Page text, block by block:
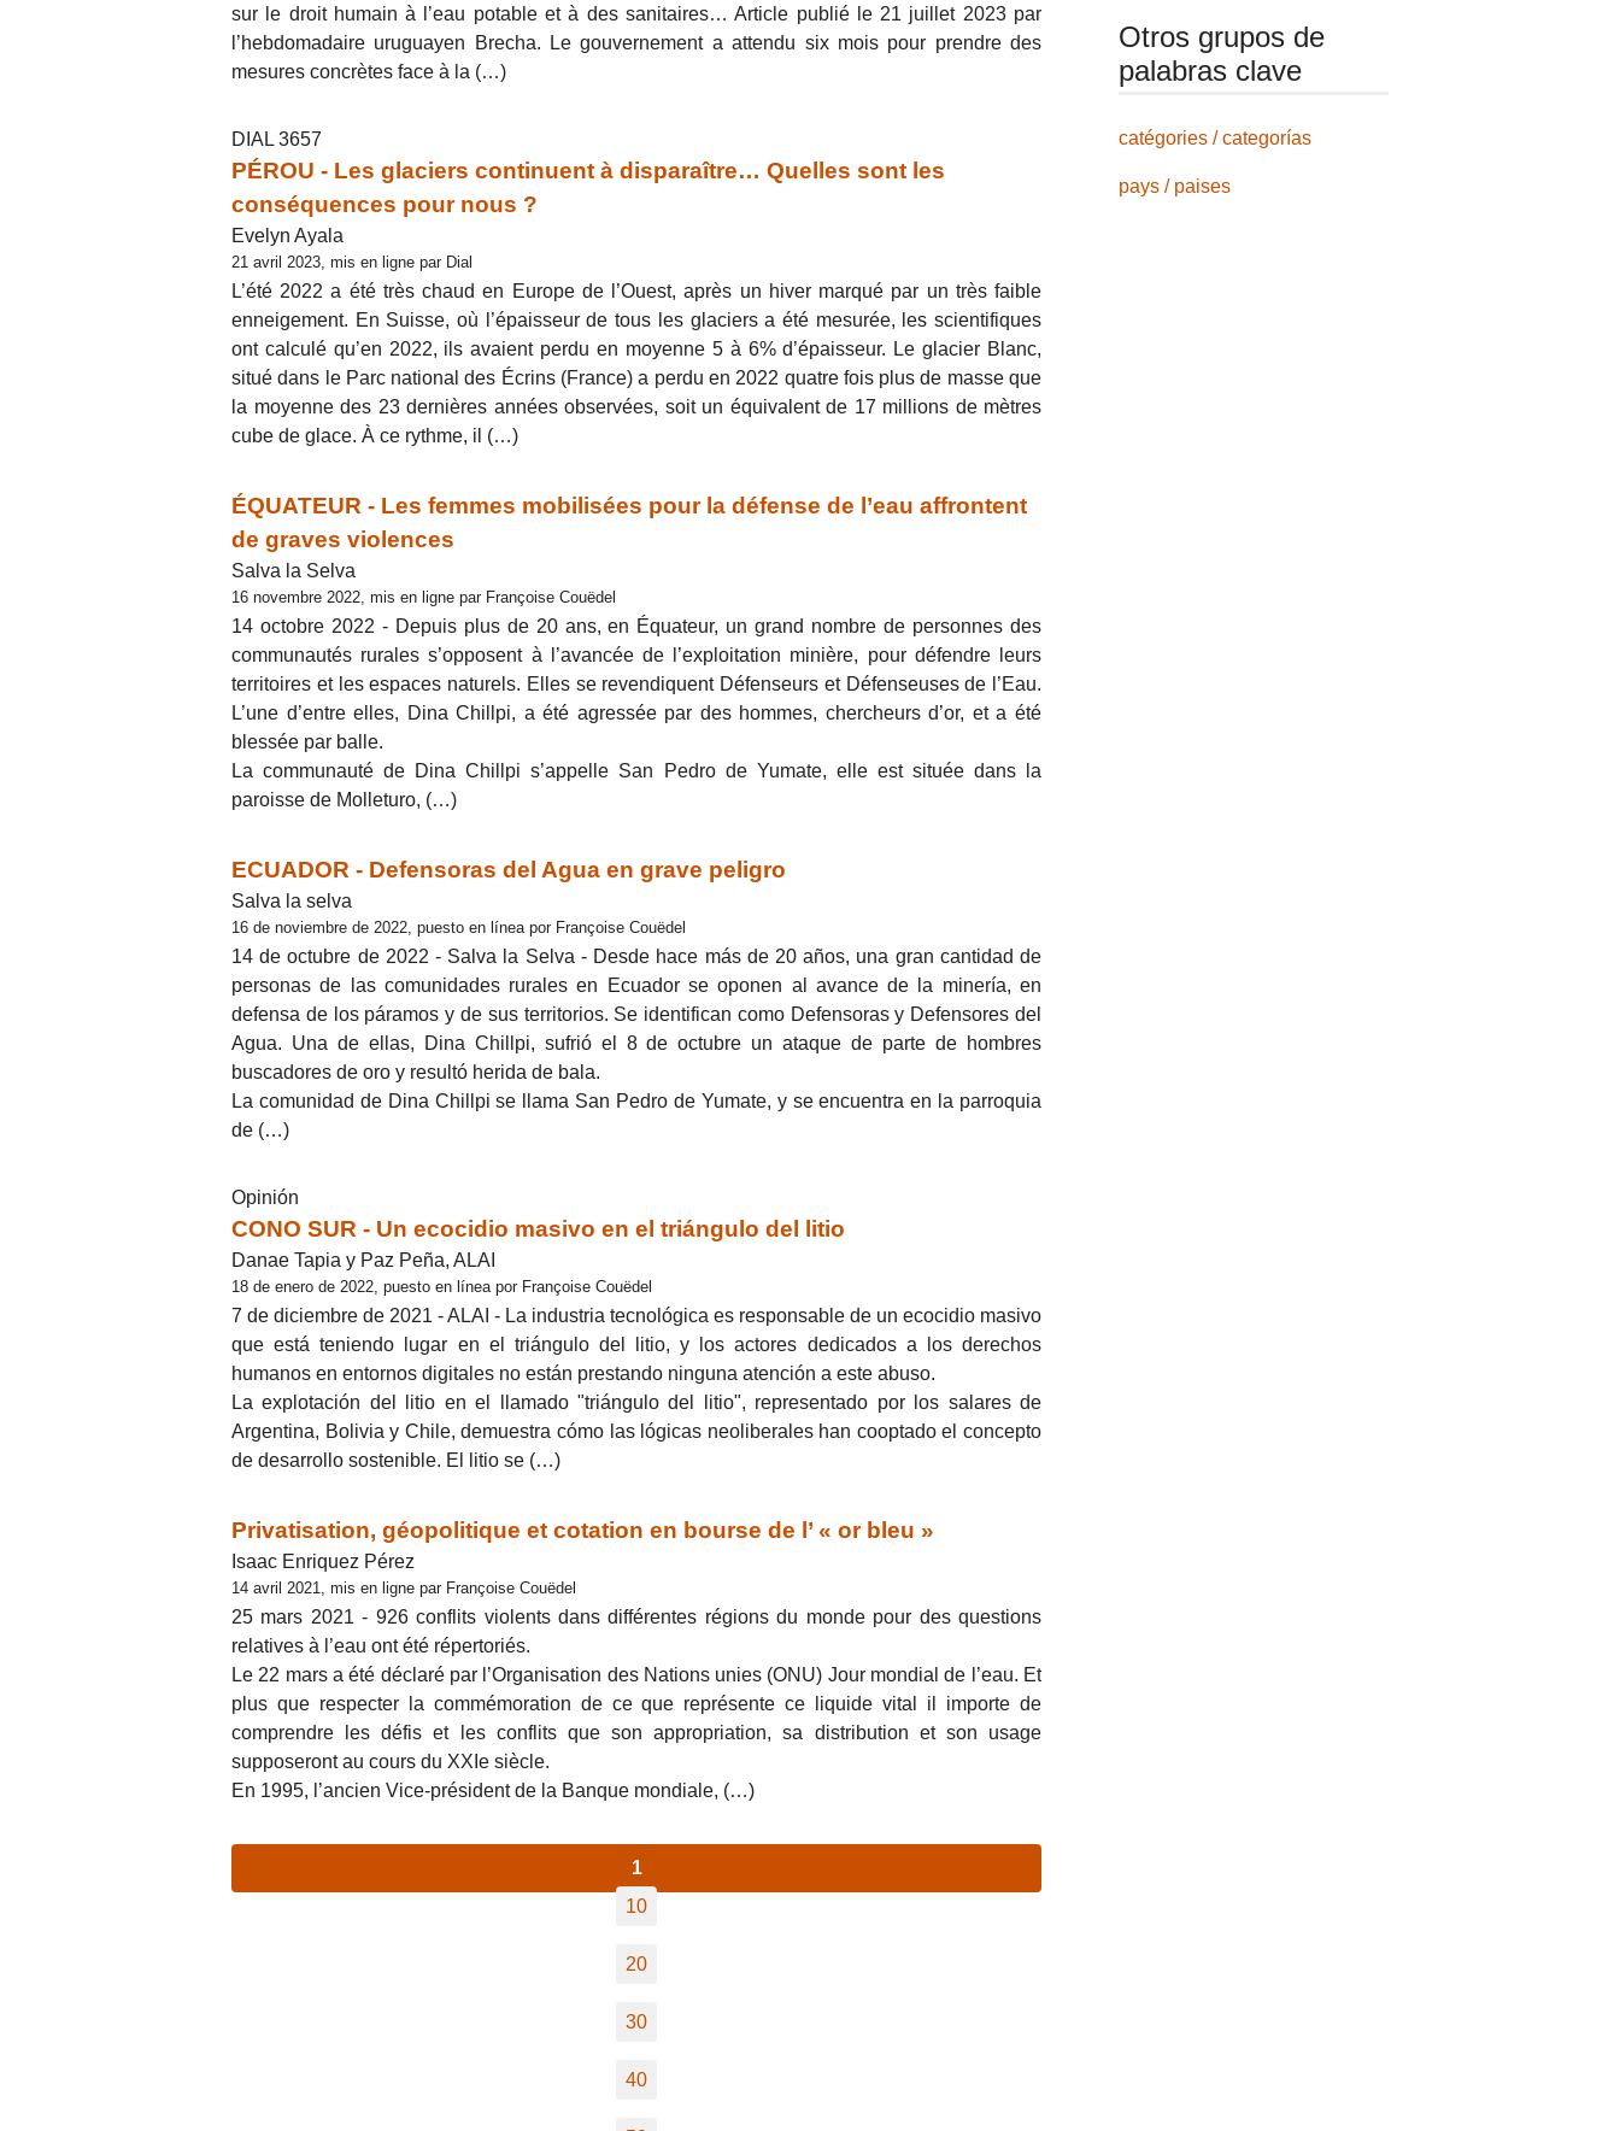
sur le droit humain à l’eau potable et à des sanitaires… Article publié le 21 juillet 2023 par
l’hebdomadaire uruguayen Brecha. Le gouvernement a attendu six mois pour prendre des
mesures concrètes face à la (…)
DIAL 3657
PÉROU - Les glaciers continuent à disparaître… Quelles sont les
conséquences pour nous ?
Evelyn Ayala
21 avril 2023, mis en ligne par Dial
L’été 2022 a été très chaud en Europe de l’Ouest, après un hiver marqué par un très faible
enneigement. En Suisse, où l’épaisseur de tous les glaciers a été mesurée, les scientifiques
ont calculé qu’en 2022, ils avaient perdu en moyenne 5 à 6% d’épaisseur. Le glacier Blanc,
situé dans le Parc national des Écrins (France) a perdu en 2022 quatre fois plus de masse que
la moyenne des 23 dernières années observées, soit un équivalent de 17 millions de mètres
cube de glace. À ce rythme, il (…)
ÉQUATEUR - Les femmes mobilisées pour la défense de l’eau affrontent
de graves violences
Salva la Selva
16 novembre 2022, mis en ligne par Françoise Couëdel
14 octobre 2022 - Depuis plus de 20 ans, en Équateur, un grand nombre de personnes des
communautés rurales s’opposent à l’avancée de l’exploitation minière, pour défendre leurs
territoires et les espaces naturels. Elles se revendiquent Défenseurs et Défenseuses de l’Eau.
L’une d’entre elles, Dina Chillpi, a été agressée par des hommes, chercheurs d’or, et a été
blessée par balle.
La communauté de Dina Chillpi s’appelle San Pedro de Yumate, elle est située dans la
paroisse de Molleturo, (…)
ECUADOR - Defensoras del Agua en grave peligro
Salva la selva
16 de noviembre de 2022, puesto en línea por Françoise Couëdel
14 de octubre de 2022 - Salva la Selva - Desde hace más de 20 años, una gran cantidad de
personas de las comunidades rurales en Ecuador se oponen al avance de la minería, en
defensa de los páramos y de sus territorios. Se identifican como Defensoras y Defensores del
Agua. Una de ellas, Dina Chillpi, sufrió el 8 de octubre un ataque de parte de hombres
buscadores de oro y resultó herida de bala.
La comunidad de Dina Chillpi se llama San Pedro de Yumate, y se encuentra en la parroquia
de (…)
Opinión
CONO SUR - Un ecocidio masivo en el triángulo del litio
Danae Tapia y Paz Peña, ALAI
18 de enero de 2022, puesto en línea por Françoise Couëdel
7 de diciembre de 2021 - ALAI - La industria tecnológica es responsable de un ecocidio masivo
que está teniendo lugar en el triángulo del litio, y los actores dedicados a los derechos
humanos en entornos digitales no están prestando ninguna atención a este abuso.
La explotación del litio en el llamado "triángulo del litio", representado por los salares de
Argentina, Bolivia y Chile, demuestra cómo las lógicas neoliberales han cooptado el concepto
de desarrollo sostenible. El litio se (…)
Privatisation, géopolitique et cotation en bourse de l’ « or bleu »
Isaac Enriquez Pérez
14 avril 2021, mis en ligne par Françoise Couëdel
25 mars 2021 - 926 conflits violents dans différentes régions du monde pour des questions
relatives à l’eau ont été répertoriés.
Le 22 mars a été déclaré par l’Organisation des Nations unies (ONU) Jour mondial de l’eau. Et
plus que respecter la commémoration de ce que représente ce liquide vital il importe de
comprendre les défis et les conflits que son appropriation, sa distribution et son usage
supposeront au cours du XXIe siècle.
En 1995, l’ancien Vice-président de la Banque mondiale, (…)
1
10
20
30
40
Otros grupos de
palabras clave
catégories / categorías
pays / paises